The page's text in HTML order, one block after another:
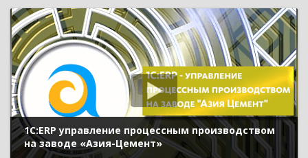
1С:ERP управление процессным производством
на заводе «Азия-Цемент»